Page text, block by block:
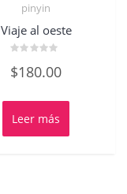
pinyin
Viaje al oeste
con
0
5
$180.00
Leer más